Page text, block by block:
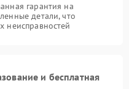
гарантия на
детали, что
неисправностей
и бесплатная